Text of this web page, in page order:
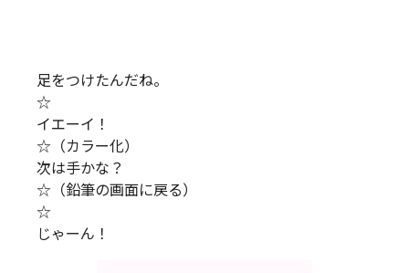
足をつけたんだね。
☆
イエーイ！
☆（カラー化）
次は手かな？
☆（鉛筆の画面に戻る）
☆
じゃーん！